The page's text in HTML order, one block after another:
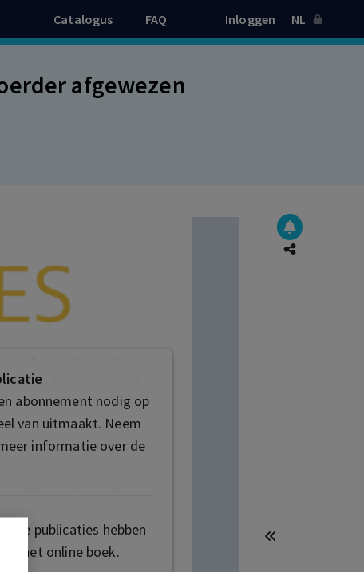
Catalogus FAQ Inloggen NL
afgewezen
abonnement nodig op
van uitmaakt. Neem
informatie over de
publicaties hebben
het online boek.